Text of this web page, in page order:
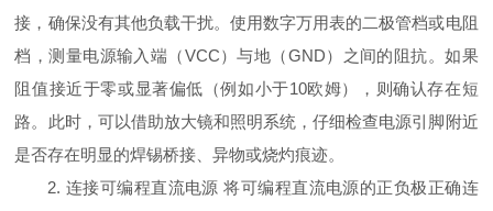
接，确保没有其他负载干扰。使用数字万用表的二极管档或电阻
档，测量电源输入端（VCC）与地（GND）之间的阻抗。如果
阻值接近于零或显著偏低（例如小于10欧姆），则确认存在短
路。此时，可以借助放大镜和照明系统，仔细检查电源引脚附近
是否存在明显的焊锡桥接、异物或烧灼痕迹。
2. 连接可编程直流电源 将可编程直流电源的正负极正确连